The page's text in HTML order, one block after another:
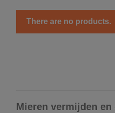
There are no products.
Mieren vermijden